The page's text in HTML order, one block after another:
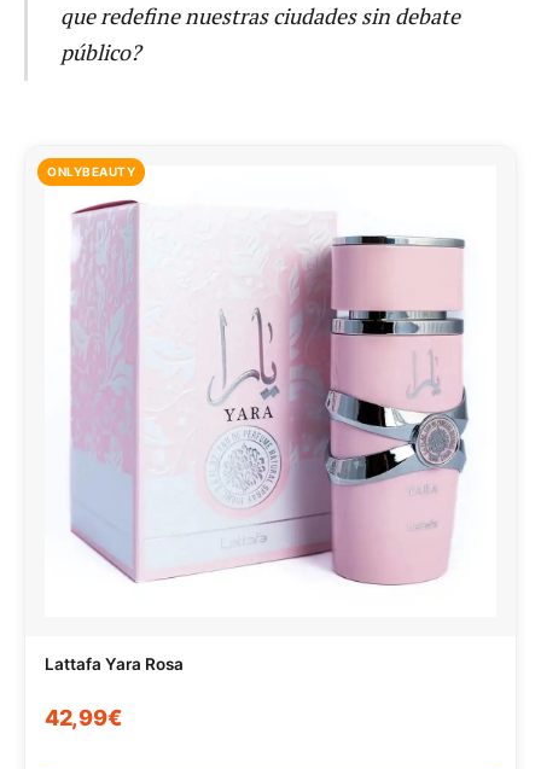
que redefine nuestras ciudades sin debate
público?
ONLYBEAUTY
Lattafa Yara Rosa
42,99€